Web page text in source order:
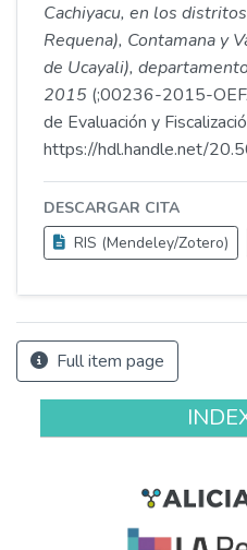
Cachiyacu, en los
Requena), Contamana y
de Ucayali),
2015 (;00236-2015-
de Evaluación y
https://hdl.handle.net/
DESCARGAR CITA
RIS (Mendeley/Zotero)
Full item page